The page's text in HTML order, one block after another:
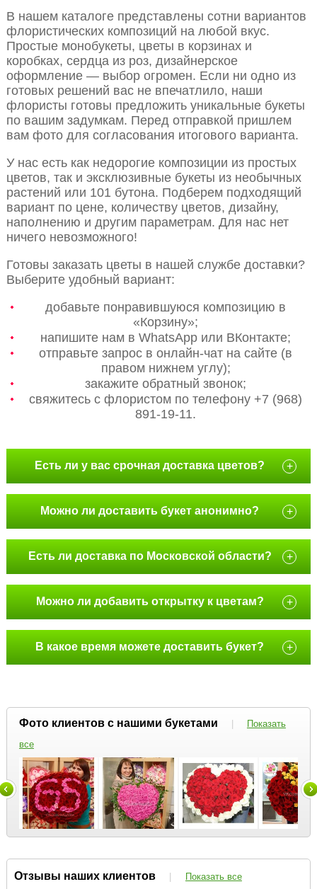
В нашем каталоге представлены сотни вариантов
флористических композиций на любой вкус.
Простые монобукеты, цветы в корзинах и
коробках, сердца из роз, дизайнерское
оформление — выбор огромен. Если ни одно из
готовых решений вас не впечатлило, наши
флористы готовы предложить уникальные букеты
по вашим задумкам. Перед отправкой пришлем
вам фото для согласования итогового варианта.
У нас есть как недорогие композиции из простых
цветов, так и эксклюзивные букеты из необычных
растений или 101 бутона. Подберем подходящий
вариант по цене, количеству цветов, дизайну,
наполнению и другим параметрам. Для нас нет
ничего невозможного!
Готовы заказать цветы в нашей службе доставки?
Выберите удобный вариант:
добавьте понравившуюся композицию в
«Корзину»;
напишите нам в WhatsApp или ВКонтакте;
отправьте запрос в онлайн-чат на сайте (в
правом нижнем углу);
закажите обратный звонок;
свяжитесь с флористом по телефону +7 (968)
891-19-11.
Есть ли у вас срочная доставка цветов? +
Можно ли доставить букет анонимно? +
Есть ли доставка по Московской области? +
Можно ли добавить открытку к цветам? +
В какое время можете доставить букет? +
Фото клиентов с нашими букетами |
Показать
все
Отзывы наших клиентов | Показать все